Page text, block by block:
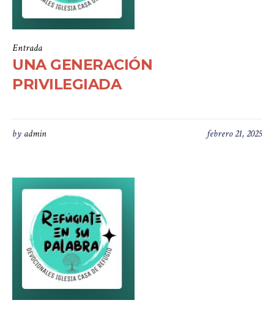
Entrada
UNA GENERACIÓN
PRIVILEGIADA
febrero 21, 2025
by admin